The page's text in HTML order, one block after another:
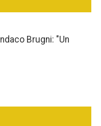
Brugni: "Un